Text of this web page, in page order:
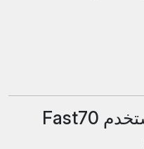
🚀 عايز نتائج أسرع؟ استخدم Fast70